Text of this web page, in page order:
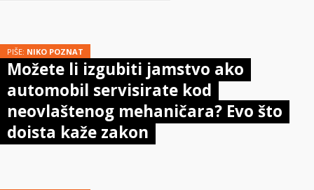
PIŠE: NIKO POZNAT
Možete li izgubiti jamstvo ako
automobil servisirate kod
neovlaštenog mehaničara? Evo što
doista kaže zakon